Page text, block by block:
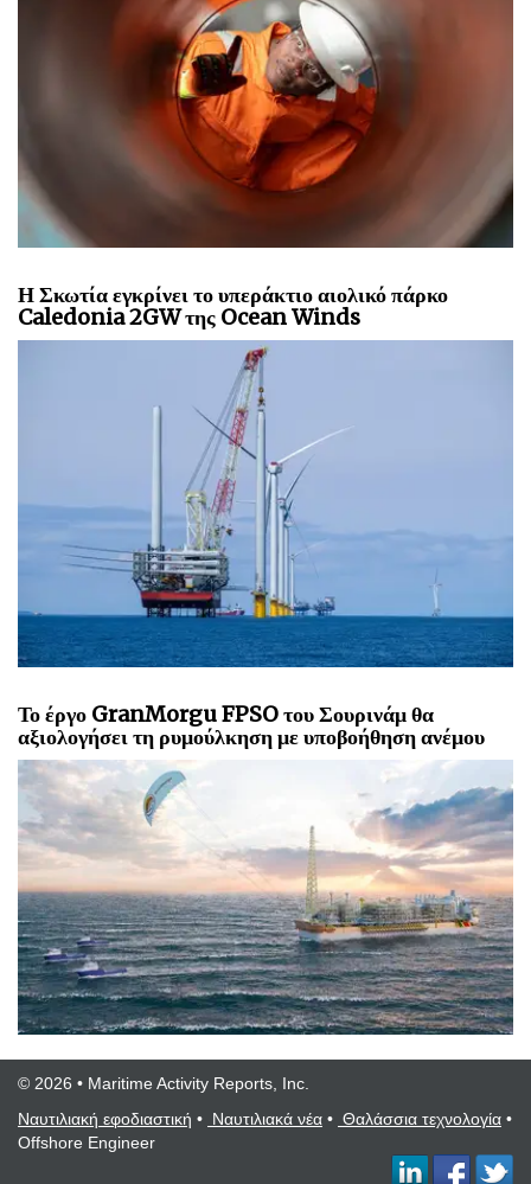
Η Σκωτία εγκρίνει το υπεράκτιο αιολικό πάρκο
Caledonia 2GW της Ocean Winds
Το έργο GranMorgu FPSO του Σουρινάμ θα
αξιολογήσει τη ρυμούλκηση με υποβοήθηση ανέμου
© 2026 • Maritime Activity Reports, Inc.
Ναυτιλιακή εφοδιαστική • Ναυτιλιακά νέα • Θαλάσσια τεχνολογία •
Offshore Engineer